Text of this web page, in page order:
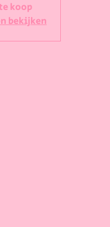
koop
bekijken